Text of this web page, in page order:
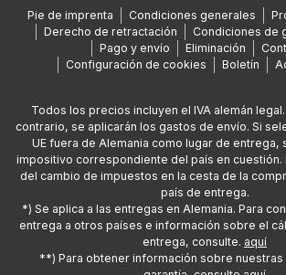
Pie de imprenta Condiciones generales
Derecho de retractación
Condiciones de
Pago y envío
Eliminación
Configuración de cookies
Boletín
Todos los precios incluyen el IVA alemán
contrario, se aplicarán los gastos de envío. Si
UE fuera de Alemania como lugar de entrega,
impositivo correspondiente del país en
del cambio de impuestos en la cesta de la
país de entrega.
*) Se aplica a las entregas en Alemania. Para
entrega a otros países e información sobre el
entrega, consulte. aquí
**) Para obtener información sobre